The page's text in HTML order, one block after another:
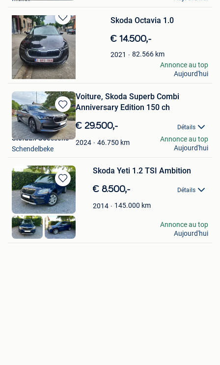
Sauvegarder
dans
Mes
Favoris
Skoda Octavia 1.0
€ 14.500,-
2021 82.566 km
Home Touch
Vilvoorde
Annonce au top
Aujourd'hui
Sauvegarder
dans
Mes
Favoris
Voiture, Skoda Superb Combi
Anniversary Edition 150 ch
€ 29.500,- Détails
2024 46.750 km
Stefaan Goessens
Schendelbeke
Annonce au top
Aujourd'hui
Sauvegarder
dans
Mes
Favoris
Skoda Yeti 1.2 TSI Ambition
€ 8.500,- Détails
2014 145.000 km
S.boucke
Gent
Annonce au top
Aujourd'hui